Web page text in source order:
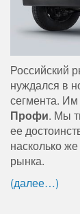
Российский
нуждался в
сегмента.
Профи. Мы
ее
насколько
рынка.
(далее…)